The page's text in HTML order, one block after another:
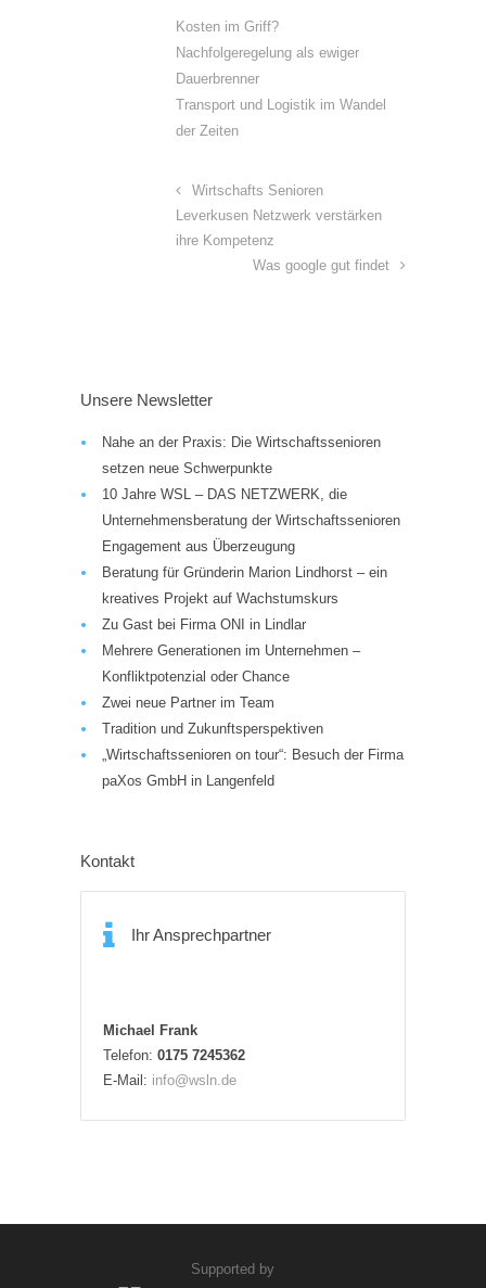
Kosten im Griff?
Nachfolgeregelung als ewiger
Dauerbrenner
Transport und Logistik im Wandel
der Zeiten
Wirtschafts Senioren
Leverkusen Netzwerk verstärken
ihre Kompetenz
Was google gut findet
Unsere Newsletter
Nahe an der Praxis: Die Wirtschaftssenioren
setzen neue Schwerpunkte
10 Jahre WSL – DAS NETZWERK, die
Unternehmensberatung der Wirtschaftssenioren
Engagement aus Überzeugung
Beratung für Gründerin Marion Lindhorst – ein
kreatives Projekt auf Wachstumskurs
Zu Gast bei Firma ONI in Lindlar
Mehrere Generationen im Unternehmen –
Konfliktpotenzial oder Chance
Zwei neue Partner im Team
Tradition und Zukunftsperspektiven
„Wirtschaftssenioren on tour“: Besuch der Firma
paXos GmbH in Langenfeld
Kontakt
Ihr Ansprechpartner
Michael Frank
Telefon: 0175 7245362
E-Mail: info@wsln.de
Supported by